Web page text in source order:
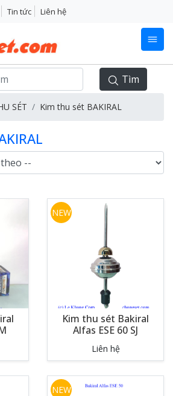
Tin tức Liên hệ
Tìm
SÉT Kim thu sét BAKIRAL
NEW
Kim thu sét Bakiral
Alfas ESE 60 SJ
Liên hệ
NEW